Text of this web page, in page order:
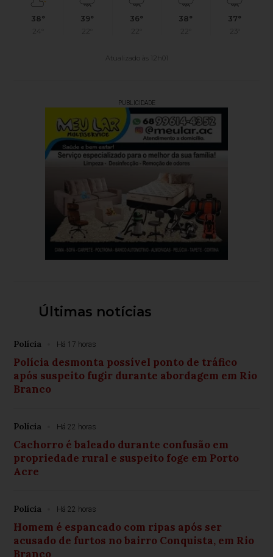
38°
24°
39°
36°
38°
37°
23°
Atualizado às 12h01
PUBLICIDADE
Últimas notícias
Polícia Há 17 horas
Polícia desmonta possível ponto de tráfico
após suspeito fugir durante abordagem em Rio
Branco
Polícia Há 22 horas
Cachorro é baleado durante confusão em
propriedade rural e suspeito foge em Porto
Acre
Polícia Há 22 horas
Homem é espancado com ripas após ser
acusado de furtos no bairro Conquista, em Rio
Branco